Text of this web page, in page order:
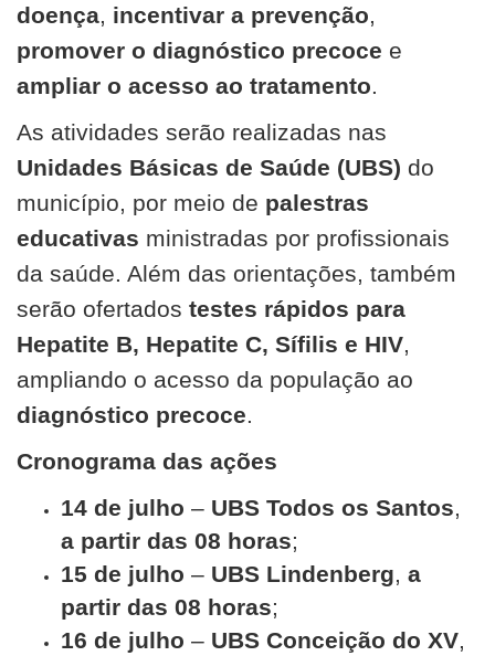
doença, incentivar a prevenção,
promover o diagnóstico precoce e
ampliar o acesso ao tratamento.
As atividades serão realizadas nas
Unidades Básicas de Saúde (UBS) do
município, por meio de palestras
educativas ministradas por profissionais
da saúde. Além das orientações, também
serão ofertados testes rápidos para
Hepatite B, Hepatite C, Sífilis e HIV,
ampliando o acesso da população ao
diagnóstico precoce.
Cronograma das ações
14 de julho – UBS Todos os Santos,
a partir das 08 horas;
15 de julho – UBS Lindenberg, a
partir das 08 horas;
16 de julho – UBS Conceição do XV,